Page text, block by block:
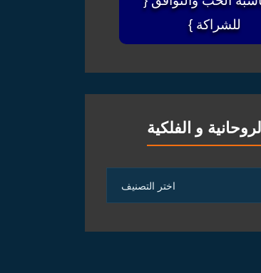
للشراكة }
و الفلكية
اختر التصنيف